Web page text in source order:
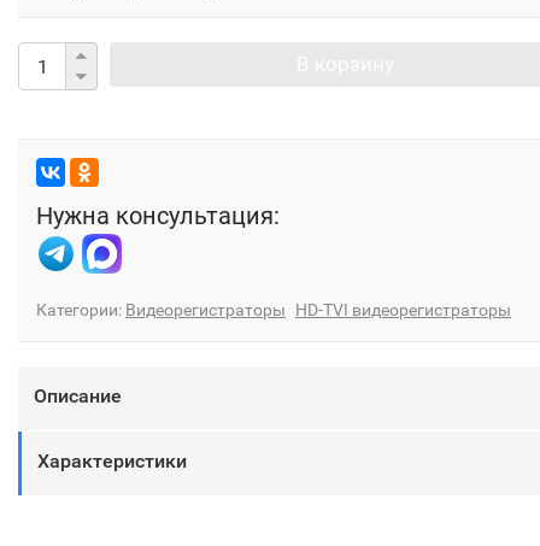
Нужна консультация:
Категории: Видеорегистраторы HD-TVI видеорегистраторы
Описание
Характеристики